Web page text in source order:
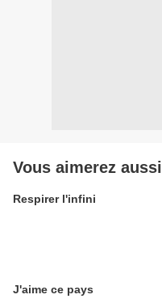
Vous aimerez aussi
Respirer l'infini
J'aime ce pays